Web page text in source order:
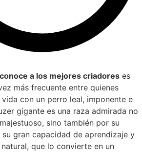
a los mejores criadores es
más frecuente entre quienes
con un perro leal, imponente e
gigante es una raza admirada no
sino también por su
gran capacidad de aprendizaje y
que lo convierte en un